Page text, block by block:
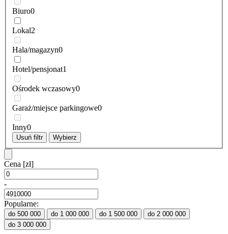
Biuro0
Lokal2
Hala/magazyn0
Hotel/pensjonat1
Ośrodek wczasowy0
Garaż/miejsce parkingowe0
Inny0
Usuń filtr Wybierz
Cena [zł]
-
Popularne:
do 500 000 do 1 000 000 do 1 500 000
do 2 000 000
do 3 000 000